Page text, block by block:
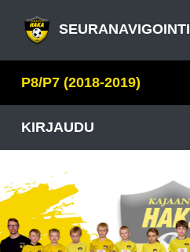
SEURANAVIGOINTI
P8/P7 (2018-2019)
KIRJAUDU